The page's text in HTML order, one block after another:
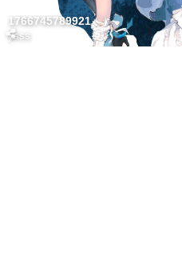
1766745789921
ysss